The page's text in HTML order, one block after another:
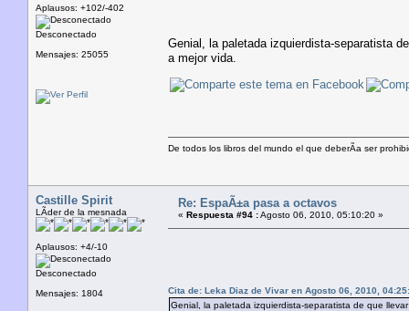
Aplausos: +102/-402
Desconectado
Mensajes: 25055
Genial, la paletada izquierdista-separatista
a mejor vida.
De todos los libros del mundo el que deberÃ­a ser
Castille Spirit
LÃ­der de la mesnada
Aplausos: +4/-10
Desconectado
Mensajes: 1804
Re: EspaÃ±a pasa a octavos
« Respuesta #94 :Agosto 06, 2010, 05:10:20 »
Cita de: Leka Diaz de Vivar en Agosto 06, 2010,
Genial, la paletada izquierdista-separatista de que